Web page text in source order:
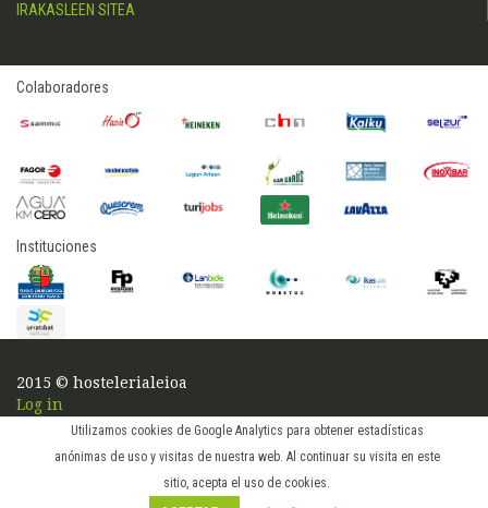
Utilizamos cookies de Google Analytics para obtener estadísticas
anónimas de uso y visitas de nuestra web. Al continuar su visita en este
sitio, acepta el uso de cookies.
IRAKASLEEN SITEA
Colaboradores
Instituciones
2015 © hostelerialeioa
Log in